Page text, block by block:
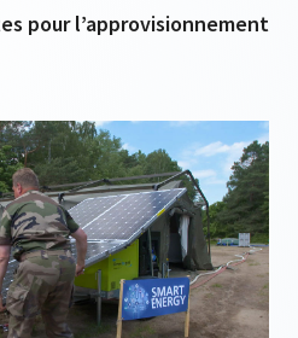
pour l’approvisionnement